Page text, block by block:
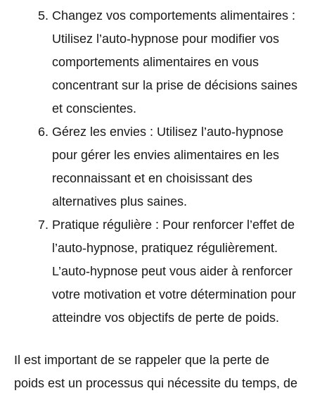
Changez vos comportements alimentaires :
Utilisez l’auto-hypnose pour modifier vos
comportements alimentaires en vous
concentrant sur la prise de décisions saines
et conscientes.
Gérez les envies : Utilisez l’auto-hypnose
pour gérer les envies alimentaires en les
reconnaissant et en choisissant des
alternatives plus saines.
Pratique régulière : Pour renforcer l’effet de
l’auto-hypnose, pratiquez régulièrement.
L’auto-hypnose peut vous aider à renforcer
votre motivation et votre détermination pour
atteindre vos objectifs de perte de poids.
Il est important de se rappeler que la perte de
poids est un processus qui nécessite du temps, de